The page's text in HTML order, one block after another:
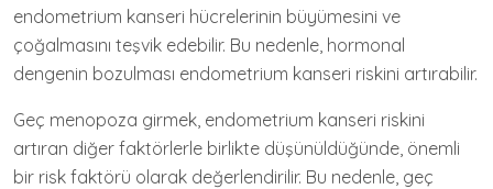
endometrium kanseri hücrelerinin büyümesini ve
çoğalmasını teşvik edebilir. Bu nedenle, hormonal
dengenin bozulması endometrium kanseri riskini artırabilir.
Geç menopoza girmek, endometrium kanseri riskini
artıran diğer faktörlerle birlikte düşünüldüğünde, önemli
bir risk faktörü olarak değerlendirilir. Bu nedenle, geç